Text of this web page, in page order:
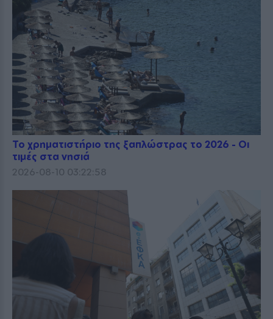
Το χρηματιστήριο της ξαπλώστρας το 2026 - Οι
τιμές στα νησιά
2026-08-10 03:22:58